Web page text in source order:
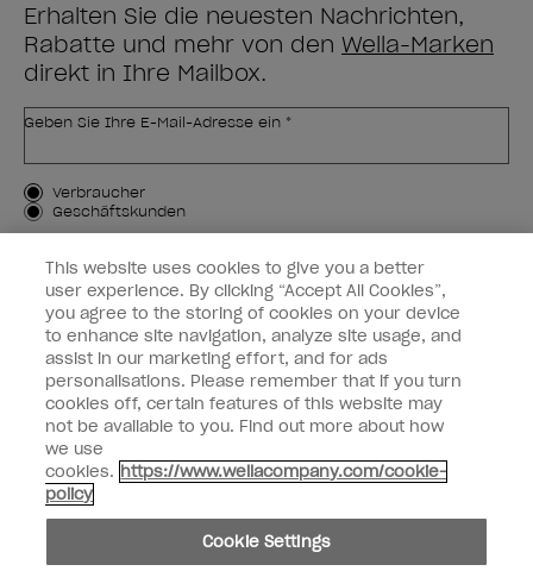
Erhalten Sie die neuesten Nachrichten,
Rabatte und mehr von den Wella-Marken
direkt in Ihre Mailbox.
Geben Sie Ihre E-Mail-Adresse ein *
Kundenart
Verbraucher
Geschäftskunden
MICH ANMELDEN
Kundeninformationen
OPI & Sie
instagramfacebook
This website uses cookies to give you a better
user experience. By clicking “Accept All Cookies”,
you agree to the storing of cookies on your device
to enhance site navigation, analyze site usage, and
assist in our marketing effort, and for ads
personalisations. Please remember that if you turn
cookies off, certain features of this website may
not be available to you. Find out more about how
we use
cookies. https://www.wellacompany.com/cookie-
policy
Cookie Settings